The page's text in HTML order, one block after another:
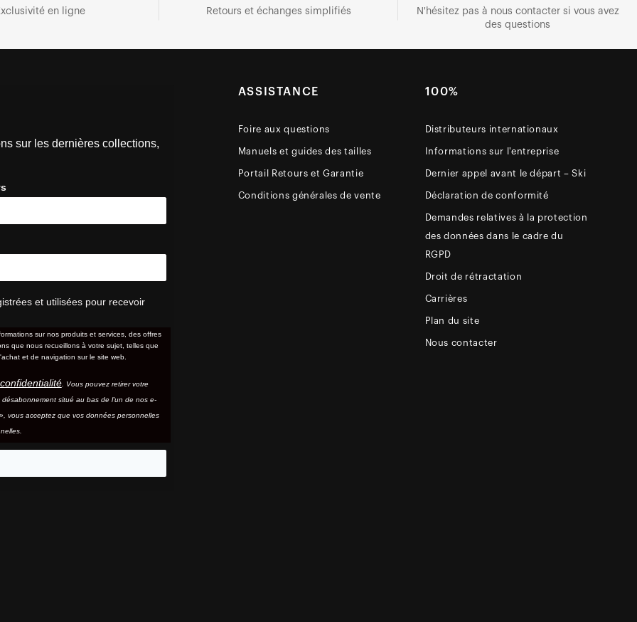
en ligne Retours et échanges simplifiés
N'hésitez pas à nous contacter si vous avez
des questions
sur les dernières collections,
et utilisées pour recevoir
sur nos produits et services, des offres
que nous recueillons à votre sujet, telles que
et de navigation sur le site web.
. Vous pouvez retirer votre
situé au bas de l'un de nos e-
vous acceptez que vos données personnelles
ASSISTANCE
Foire aux questions
Manuels et guides des tailles
Portail Retours et Garantie
Conditions générales de vente
100%
Distributeurs internationaux
Informations sur l'entreprise
Dernier appel avant le départ – Ski
Déclaration de conformité
Demandes relatives à la protection
des données dans le cadre du
RGPD
Droit de rétractation
Carrières
Plan du site
Nous contacter